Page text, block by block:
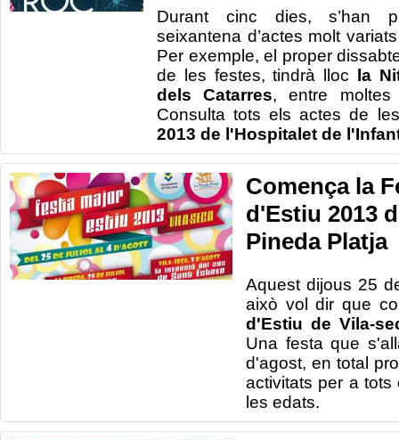
Durant cinc dies, s’han
seixantena d’actes molt
Per exemple, el proper
de les festes, tindrà lloc
la
dels Catarres, entre
Consulta tots els actes de les
2013 de l'Hospitalet de
Comença la
d'Estiu 2013
Pineda Platja
Aquest dijous 25
això vol dir que
d'Estiu de Vila-
Una festa que
d'agost, en total
activitats per a
les edats.